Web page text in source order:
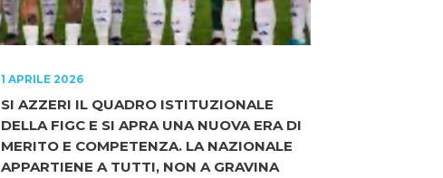
1 APRILE 2026
SI AZZERI IL QUADRO ISTITUZIONALE
DELLA FIGC E SI APRA UNA NUOVA ERA DI
MERITO E COMPETENZA. LA NAZIONALE
APPARTIENE A TUTTI, NON A GRAVINA